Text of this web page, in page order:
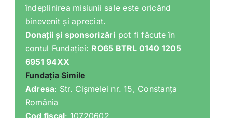
îndeplinirea misiunii sale este oricând
binevenit și apreciat.
Donații și sponsorizări pot fi făcute în
contul Fundației: RO65 BTRL 0140 1205
6951 94XX
Fundația Simile
Adresa: Str. Cișmelei nr. 15, Constanța
România